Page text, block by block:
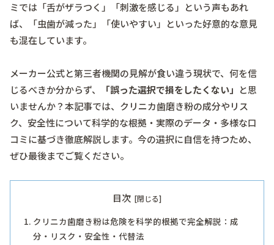
ミでは「舌がザラつく」「刺激を感じる」という声もあれ
ば、「虫歯が減った」「使いやすい」といった好意的な意見
も混在しています。
メーカー公式と第三者機関の見解が食い違う現状で、何を信
じるべきか分からず、
「誤った選択で損をしたくない」 と思
いませんか？本記事では、クリニカ歯磨き粉の成分やリス
ク、安全性について科学的な根拠・実際のデータ・多様な口
コミに基づき徹底解説します。今の選択に自信を持つため、
ぜひ最後までご覧ください。
目次
クリニカ歯磨き粉は危険を科学的根拠で完全解説：成
分・リスク・安全性・代替法